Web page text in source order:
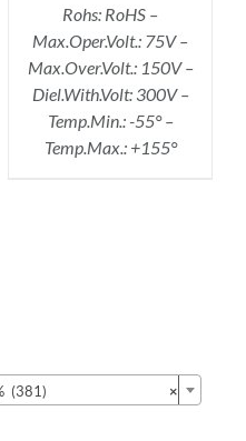
Rohs: RoHS –
Max.Oper.Volt.: 75V –
Max.Over.Volt.: 150V –
Diel.With.Volt: 300V –
Temp.Min.: -55° –
Temp.Max.: +155°
×
(381)